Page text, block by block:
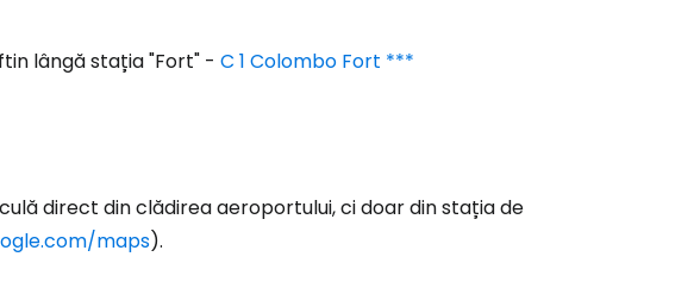
lângă stația "Fort" - C 1 Colombo Fort ***
direct din clădirea aeroportului, ci doar din stația de
maps).